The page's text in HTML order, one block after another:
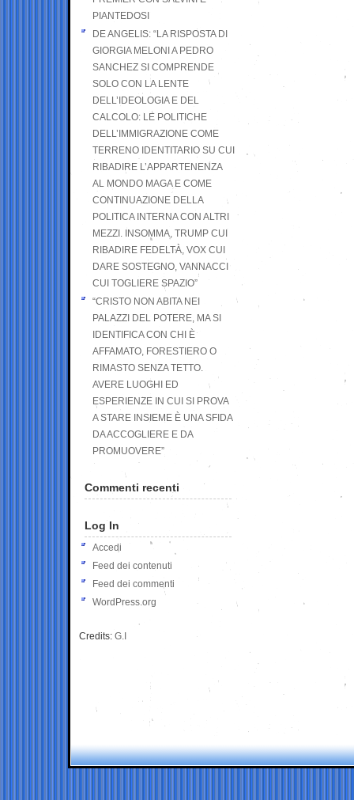
PIANTEDOSI
DE ANGELIS: “LA RISPOSTA DI
GIORGIA MELONI A PEDRO
SANCHEZ SI COMPRENDE
SOLO CON LA LENTE
DELL’IDEOLOGIA E DEL
CALCOLO: LE POLITICHE
DELL’IMMIGRAZIONE COME
TERRENO IDENTITARIO SU CUI
RIBADIRE L’APPARTENENZA
AL MONDO MAGA E COME
CONTINUAZIONE DELLA
POLITICA INTERNA CON ALTRI
MEZZI. INSOMMA, TRUMP CUI
RIBADIRE FEDELTÀ, VOX CUI
DARE SOSTEGNO, VANNACCI
CUI TOGLIERE SPAZIO”
“CRISTO NON ABITA NEI
PALAZZI DEL POTERE, MA SI
IDENTIFICA CON CHI È
AFFAMATO, FORESTIERO O
RIMASTO SENZA TETTO.
AVERE LUOGHI ED
ESPERIENZE IN CUI SI PROVA
A STARE INSIEME È UNA SFIDA
DA ACCOGLIERE E DA
PROMUOVERE”
Commenti recenti
Log In
Accedi
Feed dei contenuti
Feed dei commenti
WordPress.org
Credits: G.I